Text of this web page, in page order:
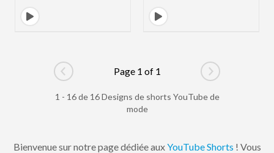
Go to previous page
Page 1 of 1
Go to next
1 - 16 de 16 Designs de shorts YouTube de
mode
Bienvenue sur notre page dédiée auxYouTube Shorts ! Vous